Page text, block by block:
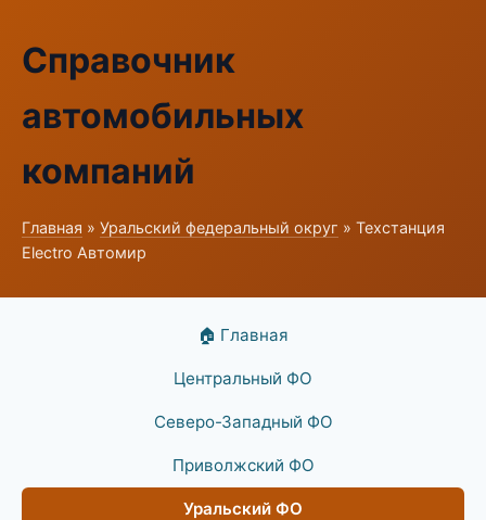
Справочник
автомобильных
компаний
Главная » Уральский федеральный округ » Техстанция
Electro Автомир
🏠 Главная
Центральный ФО
Северо-Западный ФО
Приволжский ФО
Уральский ФО